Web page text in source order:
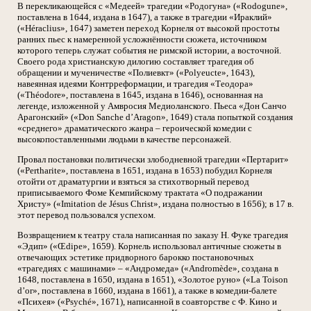
В перекликающейся с «Медеей» трагедии «Родогуна» («Rodogune»,
поставлена в 1644, издана в 1647), а также в трагедии «Ираклий»
(«Héraclius», 1647) заметен переход Корнеля от высокой простоты
ранних пьес к намеренной усложнённости сюжета, источником
которого теперь служат события не римской истории, а восточной.
Своего рода христианскую дилогию составляет трагедия об
обращении и мученичестве «Полиевкт» («Polyeucte», 1643),
навеянная идеями Контрреформации, и трагедия «Теодора»
(«Théodore», поставлена в 1645, издана в 1646), основанная на
легенде, изложенной у Амвросия Медиоланского. Пьеса «Дон Санчо
Арагонский» («Don Sanche d’Aragon», 1649) стала попыткой создания
«среднего» драматического жанра – героической комедии с
высокопоставленными людьми в качестве персонажей.
Провал постановки политически злободневной трагедии «Пертарит»
(«Pertharite», поставлена в 1651, издана в 1653) побудил Корнеля
отойти от драматургии и взяться за стихотворный перевод
приписываемого Фоме Кемпийскому трактата «О подражании
Христу» («Imitation de Jésus Christ», издана полностью в 1656); в 17 в.
этот перевод пользовался успехом.
Возвращением к театру стала написанная по заказу Н. Фуке трагедия
«Эдип» («Œdipe», 1659). Корнель использовал античные сюжеты в
отвечающих эстетике придворного барокко постановочных
«трагедиях с машинами» – «Андромеда» («Andromède», создана в
1648, поставлена в 1650, издана в 1651), «Золотое руно» («La Toison
d’or», поставлена в 1660, издана в 1661), а также в комедии-балете
«Психея» («Psyché», 1671), написанной в соавторстве с Ф. Кино и